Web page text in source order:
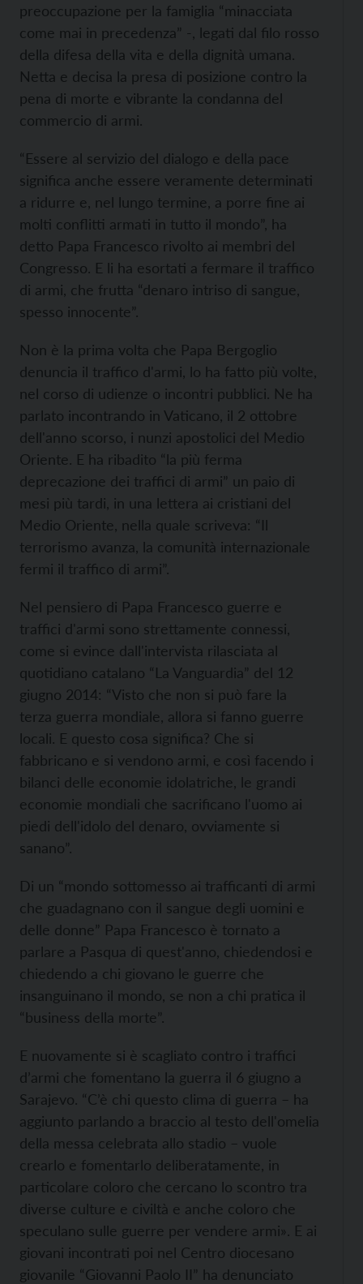
preoccupazione per la famiglia “minacciata
come mai in precedenza” -, legati dal filo rosso
della difesa della vita e della dignità umana.
Netta e decisa la presa di posizione contro la
pena di morte e vibrante la condanna del
commercio di armi.
“Essere al servizio del dialogo e della pace
significa anche essere veramente determinati
a ridurre e, nel lungo termine, a porre fine ai
molti conflitti armati in tutto il mondo”, ha
detto Papa Francesco rivolto ai membri del
Congresso. E li ha esortati a fermare il traffico
di armi, che frutta “denaro intriso di sangue,
spesso innocente”.
Non è la prima volta che Papa Bergoglio
denuncia il traffico d'armi, lo ha fatto più volte,
nel corso di udienze o incontri pubblici. Ne ha
parlato incontrando in Vaticano, il 2 ottobre
dell'anno scorso, i nunzi apostolici del Medio
Oriente. E ha ribadito “la più ferma
deprecazione dei traffici di armi” un paio di
mesi più tardi, in una lettera ai cristiani del
Medio Oriente, nella quale scriveva: “Il
terrorismo avanza, la comunità internazionale
fermi il traffico di armi”.
Nel pensiero di Papa Francesco guerre e
traffici d'armi sono strettamente connessi,
come si evince dall'intervista rilasciata al
quotidiano catalano “La Vanguardia” del 12
giugno 2014: “Visto che non si può fare la
terza guerra mondiale, allora si fanno guerre
locali. E questo cosa significa? Che si
fabbricano e si vendono armi, e così facendo i
bilanci delle economie idolatriche, le grandi
economie mondiali che sacrificano l'uomo ai
piedi dell'idolo del denaro, ovviamente si
sanano”.
Di un “mondo sottomesso ai trafficanti di armi
che guadagnano con il sangue degli uomini e
delle donne” Papa Francesco è tornato a
parlare a Pasqua di quest'anno, chiedendosi e
chiedendo a chi giovano le guerre che
insanguinano il mondo, se non a chi pratica il
“business della morte”.
E nuovamente si è scagliato contro i traffici
d’armi che fomentano la guerra il 6 giugno a
Sarajevo. “C’è chi questo clima di guerra – ha
aggiunto parlando a braccio al testo dell'omelia
della messa celebrata allo stadio – vuole
crearlo e fomentarlo deliberatamente, in
particolare coloro che cercano lo scontro tra
diverse culture e civiltà e anche coloro che
speculano sulle guerre per vendere armi». E ai
giovani incontrati poi nel Centro diocesano
giovanile “Giovanni Paolo II” ha denunciato